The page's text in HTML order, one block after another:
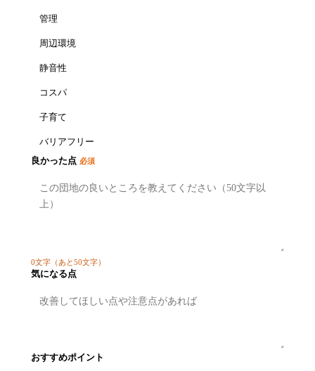
管理
周辺環境
静音性
コスパ
子育て
バリアフリー
良かった点 必須
0文字 （あと50文字）
気になる点
おすすめポイント